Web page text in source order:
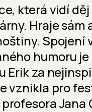
která vidí
Hraje
Spojení
humoru
Erik za
vznikla pro
Jana